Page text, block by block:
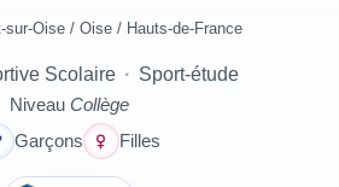
sur-Oise / Oise / Hauts-de-France
Scolaire · Sport-étude
Niveau Collège
Garçons
Filles